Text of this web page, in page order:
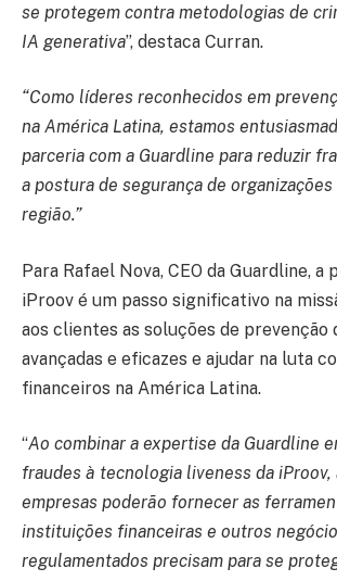
se protegem contra metodologias de
IA generativa”, destaca Curran.
“Como líderes reconhecidos em
na América Latina, estamos
parceria com a Guardline para reduzir
a postura de segurança de
região.”
Para Rafael Nova, CEO da Guardline, a
iProov é um passo significativo na
aos clientes as soluções de prevenção
avançadas e eficazes e ajudar na luta
financeiros na América Latina.
“Ao combinar a expertise da Guardline
fraudes à tecnologia liveness da iProov,
empresas poderão fornecer as
instituições financeiras e outros
regulamentados precisam para se